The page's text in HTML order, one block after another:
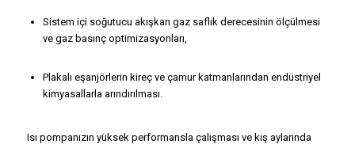
Sistem içi soğutucu akışkan gaz saflık derecesinin ölçülmesi
ve gaz basınç optimizasyonları,
Plakalı eşanjörlerin kireç ve çamur katmanlarından endüstriyel
kimyasallarla arındırılması.
Isı pompanızın yüksek performansla çalışması ve kış aylarında